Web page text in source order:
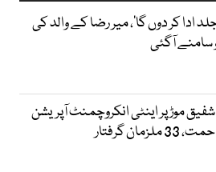
ادا کر دوں گا‘، میر رضا کے والد کی
سامنے آگئی
موڑ پر اینٹی انکروچمنٹ آپریشن
گرفتار